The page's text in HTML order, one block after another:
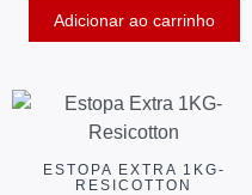
Adicionar ao carrinho
ESTOPA EXTRA 1KG-
RESICOTTON